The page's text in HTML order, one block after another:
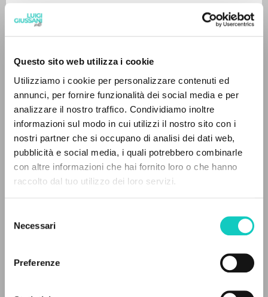
Questo sito web utilizza i cookie
Utilizziamo i cookie per personalizzare contenuti ed
annunci, per fornire funzionalità dei social media e per
analizzare il nostro traffico. Condividiamo inoltre
informazioni sul modo in cui utilizzi il nostro sito con i
nostri partner che si occupano di analisi dei dati web,
pubblicità e social media, i quali potrebbero combinarle
con altre informazioni che hai fornito loro o che hanno
raccolto dal tuo utilizzo dei loro servizi.
delNecessari
Preferenze
Giussani Luigi
English
0RESULTS FOUND
MORE RESULTS